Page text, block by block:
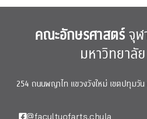
คณะอักษรศาสตร์จุฬ
มหาวิทยาลัย
254 ถนนพญาไท แขวงวังใหม่ เขตปทุมวั
@facultyofarts.chula